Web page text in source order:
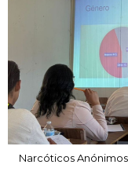
Narcóticos